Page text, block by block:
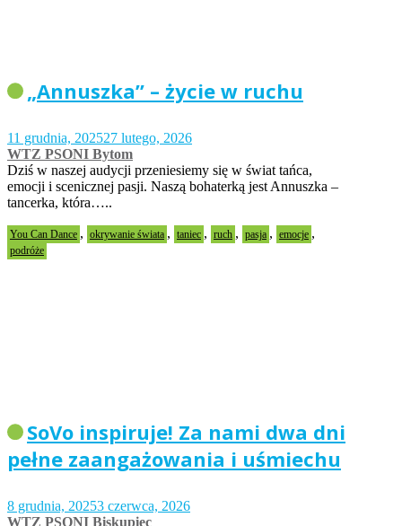
„Annuszka” – życie w ruchu
11 grudnia, 202527 lutego, 2026
WTZ PSONI Bytom
Dziś w naszej audycji przeniesiemy się w świat tańca,
emocji i scenicznej pasji. Naszą bohaterką jest Annuszka –
tancerka, która…..
You Can Dance , okrywanie świata , taniec , ruch , pasja , emocje ,
podróże
SoVo inspiruje! Za nami dwa dni
pełne zaangażowania i uśmiechu
8 grudnia, 20253 czerwca, 2026
WTZ PSONI Biskupiec